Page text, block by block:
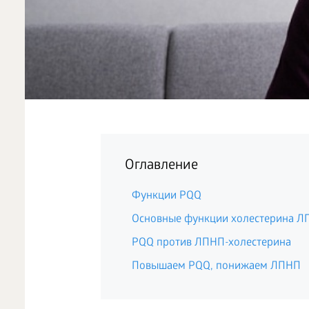
Оглавление
Функции PQQ
Основные функции холестерина
PQQ против ЛПНП-холестерина
Повышаем PQQ, понижаем ЛПНП